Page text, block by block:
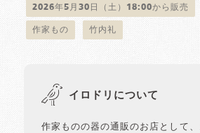
2026年5月30日（土）18:00から販売
作家もの 竹内礼
イロドリについて
作家ものの器の通販のお店として、